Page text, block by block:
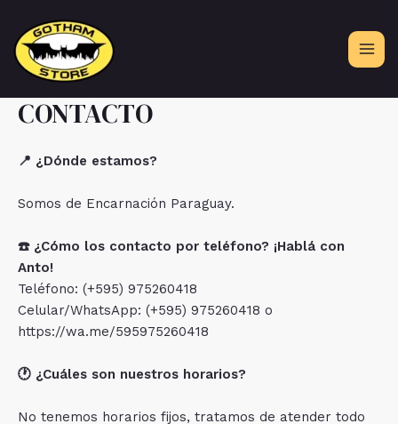
contenido
CONTACTO
📍 ¿Dónde estamos?
Somos de Encarnación Paraguay.
☎️ ¿Cómo los contacto por teléfono? ¡Hablá con
Anto!
Teléfono: (+595) 975260418
Celular/WhatsApp: (+595) 975260418 o
https://wa.me/595975260418
🕐 ¿Cuáles son nuestros horarios?
No tenemos horarios fijos, tratamos de atender todo